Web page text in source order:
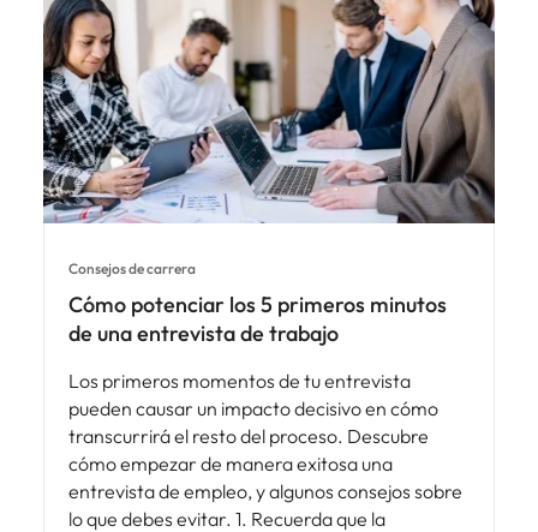
Consejos de carrera
Cómo potenciar los 5 primeros minutos
de una entrevista de trabajo
Los primeros momentos de tu entrevista
pueden causar un impacto decisivo en cómo
transcurrirá el resto del proceso. Descubre
cómo empezar de manera exitosa una
entrevista de empleo, y algunos consejos sobre
lo que debes evitar. 1. Recuerda que la